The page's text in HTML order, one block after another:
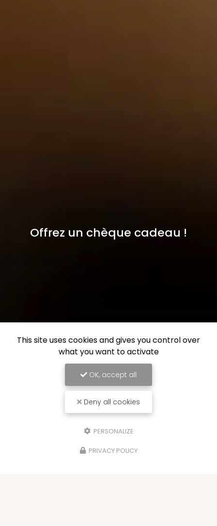
Offrez un chèque cadeau !
This site uses cookies and gives you control over
what you want to activate
OK, accept all
Deny all cookies
PERSONALIZE
PRIVACY POLICY